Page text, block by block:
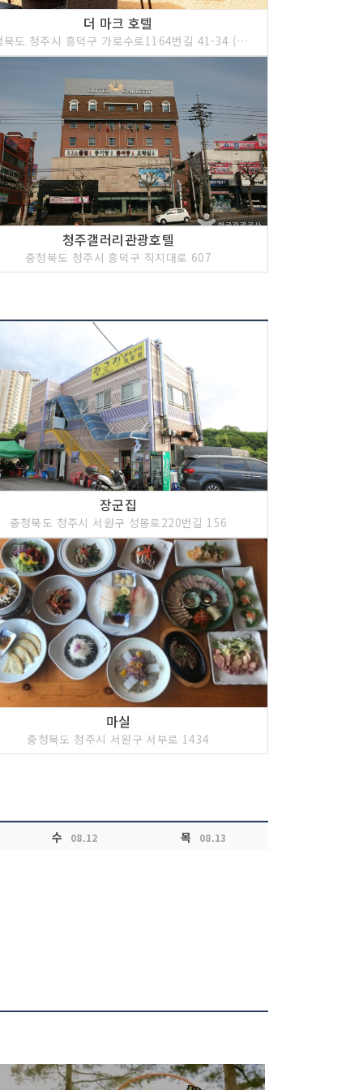
더 마크 호텔
충청북도 청주시 흥덕구 가로수로1164번길 41-34 (강서동)
청주갤러리관광호텔
충청북도 청주시 흥덕구 직지대로 607
장군집
충청북도 청주시 서원구 성봉로220번길 156
마실
충청북도 청주시 서원구 서부로 1434
수 08.12 목 08.13